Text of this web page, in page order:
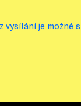
vysílání je